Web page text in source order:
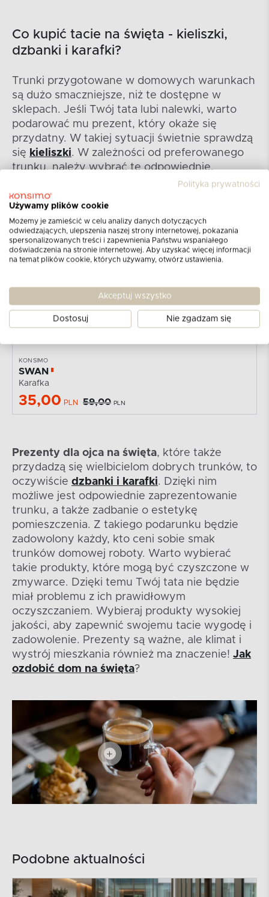
Co kupić tacie na święta - kieliszki,
dzbanki i karafki?
Trunki przygotowane w domowych warunkach
są dużo smaczniejsze, niż te dostępne w
sklepach. Jeśli Twój tata lubi nalewki, warto
podarować mu prezent, który okaże się
przydatny. W takiej sytuacji świetnie sprawdzą
się kieliszki. W zależności od preferowanego
trunku, należy wybrać te odpowiednie.
Eleganckie i wygodne kieliszki na pewno okażą
się przydatne, jeśli Twój tata ceni sobie nalewki
przygotowywane w domu i chętnie dzieli się
nimi ze swoimi gośćmi.
KONSIMO
SWAN
Karafka
35,00 PLN 59,00 PLN
Prezenty dla ojca na święta, które także
przydadzą się wielbicielom dobrych trunków, to
oczywiście dzbanki i karafki. Dzięki nim
możliwe jest odpowiednie zaprezentowanie
trunku, a także zadbanie o estetykę
pomieszczenia. Z takiego podarunku będzie
zadowolony każdy, kto ceni sobie smak
trunków domowej roboty. Warto wybierać
takie produkty, które mogą być czyszczone w
zmywarce. Dzięki temu Twój tata nie będzie
miał problemu z ich prawidłowym
oczyszczaniem. Wybieraj produkty wysokiej
jakości, aby zapewnić swojemu tacie wygodę i
zadowolenie. Prezenty są ważne, ale klimat i
wystrój mieszkania również ma znaczenie! Jak
ozdobić dom na święta?
Podobne aktualności
Polityka prywatności
Używamy plików cookie
Możemy je zamieścić w celu analizy danych dotyczących
odwiedzających, ulepszenia naszej strony internetowej, pokazania
spersonalizowanych treści i zapewnienia Państwu wspaniałego
doświadczenia na stronie internetowej. Aby uzyskać więcej informacji
na temat plików cookie, których używamy, otwórz ustawienia.
Akceptuj wszystko
Dostosuj Nie zgadzam się